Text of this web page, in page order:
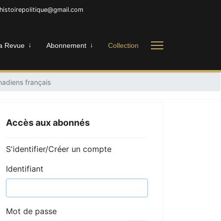
Revue Abonnement Collection
français
Accès aux abonnés
S'identifier/Créer un compte
Identifiant
Mot de passe